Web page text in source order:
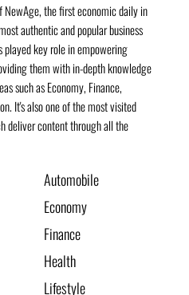
NewAge, the first economic daily in
authentic and popular business
played key role in empowering
them with in-depth knowledge
such as Economy, Finance,
It's also one of the most visited
deliver content through all the
Automobile
Economy
Finance
Health
Lifestyle